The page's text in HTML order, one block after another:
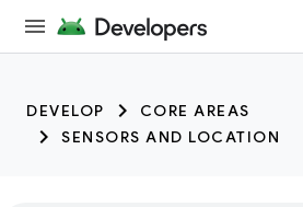
trait:citc
DEVELOP
CORE AREAS
SENSORS AND LOCATION